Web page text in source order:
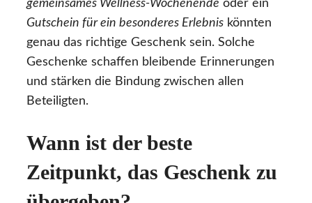
gemeinsames Wellness-Wochenende oder ein
Gutschein für ein besonderes Erlebnis könnten
genau das richtige Geschenk sein. Solche
Geschenke schaffen bleibende Erinnerungen
und stärken die Bindung zwischen allen
Beteiligten.
Wann ist der beste
Zeitpunkt, das Geschenk zu